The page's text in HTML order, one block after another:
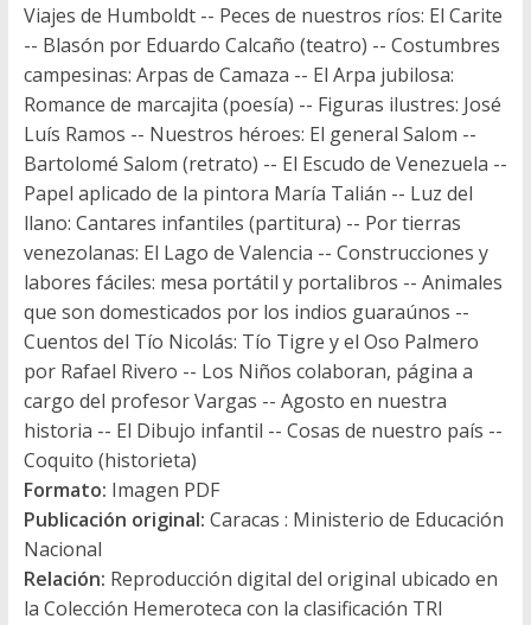
Viajes de Humboldt -- Peces de nuestros ríos: El Carite
-- Blasón por Eduardo Calcaño (teatro) -- Costumbres
campesinas: Arpas de Camaza -- El Arpa jubilosa:
Romance de marcajita (poesía) -- Figuras ilustres: José
Luís Ramos -- Nuestros héroes: El general Salom --
Bartolomé Salom (retrato) -- El Escudo de Venezuela --
Papel aplicado de la pintora María Talián -- Luz del
llano: Cantares infantiles (partitura) -- Por tierras
venezolanas: El Lago de Valencia -- Construcciones y
labores fáciles: mesa portátil y portalibros -- Animales
que son domesticados por los indios guaraúnos --
Cuentos del Tío Nicolás: Tío Tigre y el Oso Palmero
por Rafael Rivero -- Los Niños colaboran, página a
cargo del profesor Vargas -- Agosto en nuestra
historia -- El Dibujo infantil -- Cosas de nuestro país --
Coquito (historieta)
Formato: Imagen PDF
Publicación original: Caracas : Ministerio de Educación
Nacional
Relación: Reproducción digital del original ubicado en
la Colección Hemeroteca con la clasificación TRI